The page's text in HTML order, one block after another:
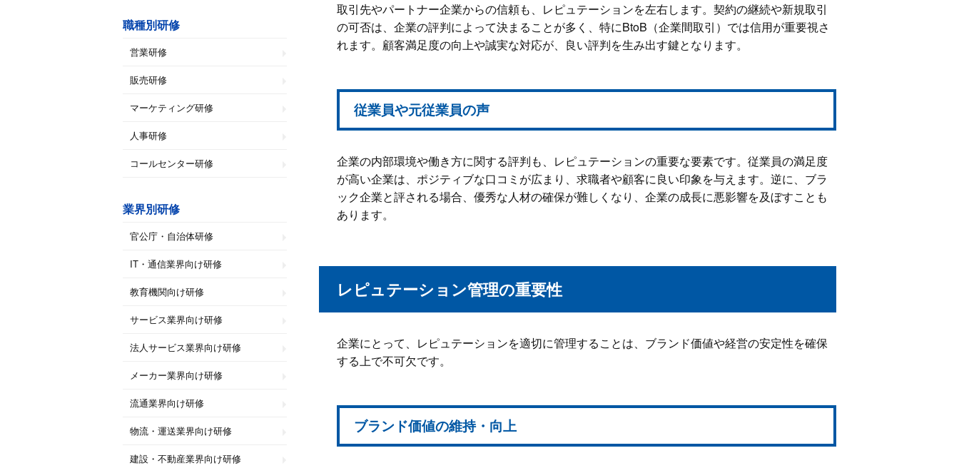
取引先やパートナー企業からの信頼も、レピュテーションを左右します。契約の継続や新規取引
の可否は、企業の評判によって決まることが多く、特にBtoB（企業間取引）では信用が重要視さ
れます。顧客満足度の向上や誠実な対応が、良い評判を生み出す鍵となります。
従業員や元従業員の声
企業の内部環境や働き方に関する評判も、レピュテーションの重要な要素です。従業員の満足度
が高い企業は、ポジティブな口コミが広まり、求職者や顧客に良い印象を与えます。逆に、ブラ
ック企業と評される場合、優秀な人材の確保が難しくなり、企業の成長に悪影響を及ぼすことも
あります。
レピュテーション管理の重要性
企業にとって、レピュテーションを適切に管理することは、ブランド価値や経営の安定性を確保
する上で不可欠です。
ブランド価値の維持・向上
職種別研修
営業研修
販売研修
マーケティング研修
人事研修
コールセンター研修
業界別研修
官公庁・自治体研修
IT・通信業界向け研修
教育機関向け研修
サービス業界向け研修
法人サービス業界向け研修
メーカー業界向け研修
流通業界向け研修
物流・運送業界向け研修
建設・不動産業界向け研修